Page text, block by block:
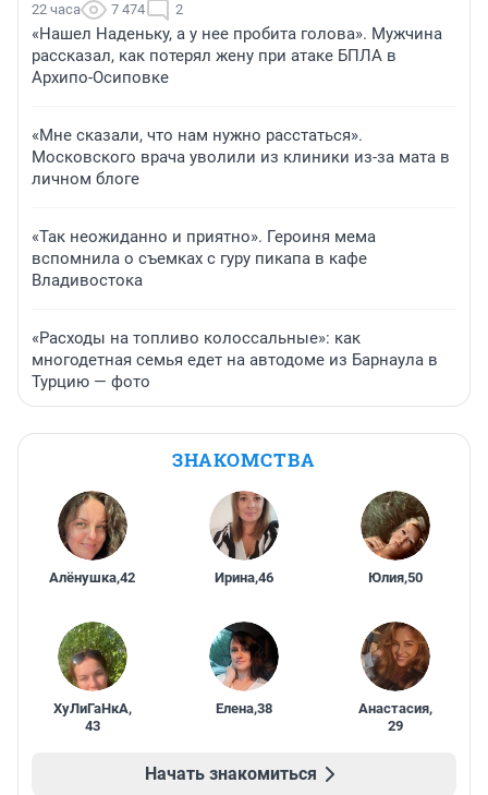
22 часа 7 474 2
«Нашел Наденьку, а у нее пробита голова». Мужчина
рассказал, как потерял жену при атаке БПЛА в
Архипо-Осиповке
«Мне сказали, что нам нужно расстаться».
Московского врача уволили из клиники из-за мата в
личном блоге
«Так неожиданно и приятно». Героиня мема
вспомнила о съемках с гуру пикапа в кафе
Владивостока
«Расходы на топливо колоссальные»: как
многодетная семья едет на автодоме из Барнаула в
Турцию — фото
ЗНАКОМСТВА
Алёнушка,42 Ирина,46 Юлия,50
ХуЛиГаНкА,
43
Елена,38 Анастасия,
29
Начать знакомиться